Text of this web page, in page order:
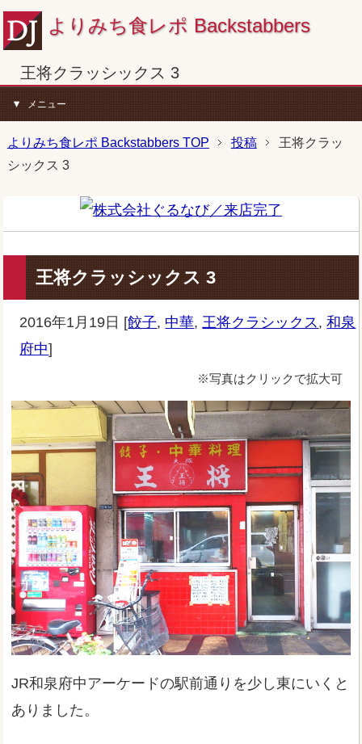
よりみち食レポ Backstabbers
王将クラッシックス 3
メニュー
よりみち食レポ Backstabbers TOP 投稿
王将クラッ
シックス 3
王将クラッシックス 3
2016年1月19日 [餃子, 中華, 王将クラシックス,和泉
府中]
※写真はクリックで拡大可
JR和泉府中アーケードの駅前通りを少し東にいくと
ありました。